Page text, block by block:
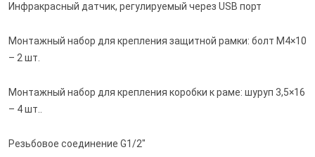
Инфракрасный датчик, регулируемый через USB порт
Монтажный набор для крепления защитной рамки: болт M4×10
– 2 шт.
Монтажный набор для крепления коробки к раме: шуруп 3,5×16
– 4 шт..
Резьбовое соединение G1/2"